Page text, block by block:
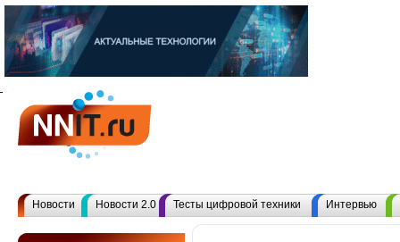
Новости Новости 2.0 Тесты цифровой техники Интервью